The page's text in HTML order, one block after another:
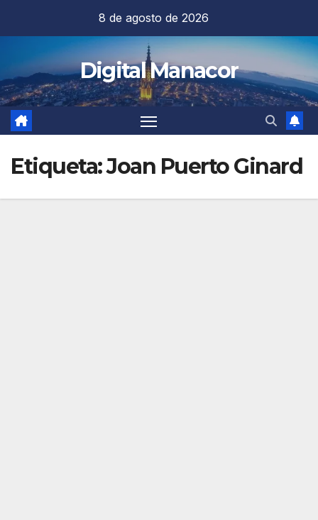
contenido
8 de agosto de 2026
Digital Manacor
Etiqueta:Joan Puerto Ginard